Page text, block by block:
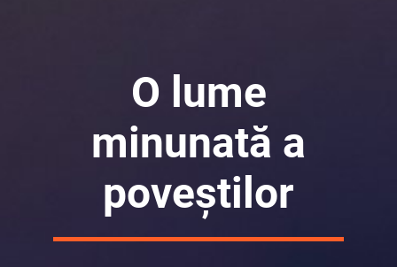
O lume
minunată a
poveștilor